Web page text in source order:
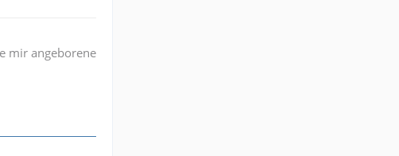
mir angeborene